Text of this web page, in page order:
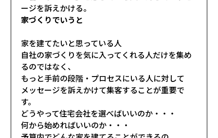
ージを訴えかける。
家づくりでいうと
家を建てたいと思っている人
自社の家づくりを気に入ってくれる人だけを集め
るのではなく、
もっと手前の段階・プロセスにいる人に対して
メッセージを訴えかけて集客することが重要で
す。
どうやって住宅会社を選べばいいのか・・・
何から始めればいいのか・・・